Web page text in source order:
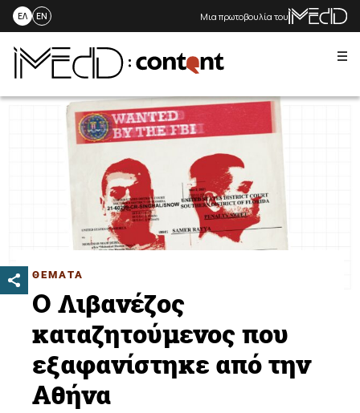
Skip
ΕΛ EN Μια πρωτοβουλία του
ΘΕΜΑΤΑ
Ο Λιβανέζος
καταζητούμενος που
εξαφανίστηκε από την
Αθήνα